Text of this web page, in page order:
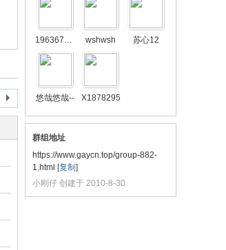
1963676978 wshwsh 苏心12
悠哉悠哉-- X1878295
群组地址
https://www.gaycn.top/group-882-
1.html [复制 ]
小刚仔 创建于 2010-8-30